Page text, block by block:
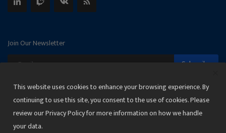
Join Our Newsletter
Subscribe
This website uses cookies to enhance your browsing experience. By
continuing to use this site, you consent to the use of cookies. Please
review our Privacy Policy for more information on how we handle
your data.